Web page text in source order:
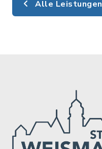
Alle Leistungen